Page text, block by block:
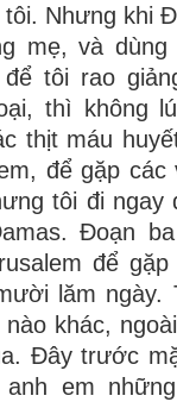
Nhưng khi
mẹ, và
tôi rao
thì không
thịt máu
để gặp các
tôi đi ngay
Đoạn
để
lăm ngày.
khác,
Đây trước
em